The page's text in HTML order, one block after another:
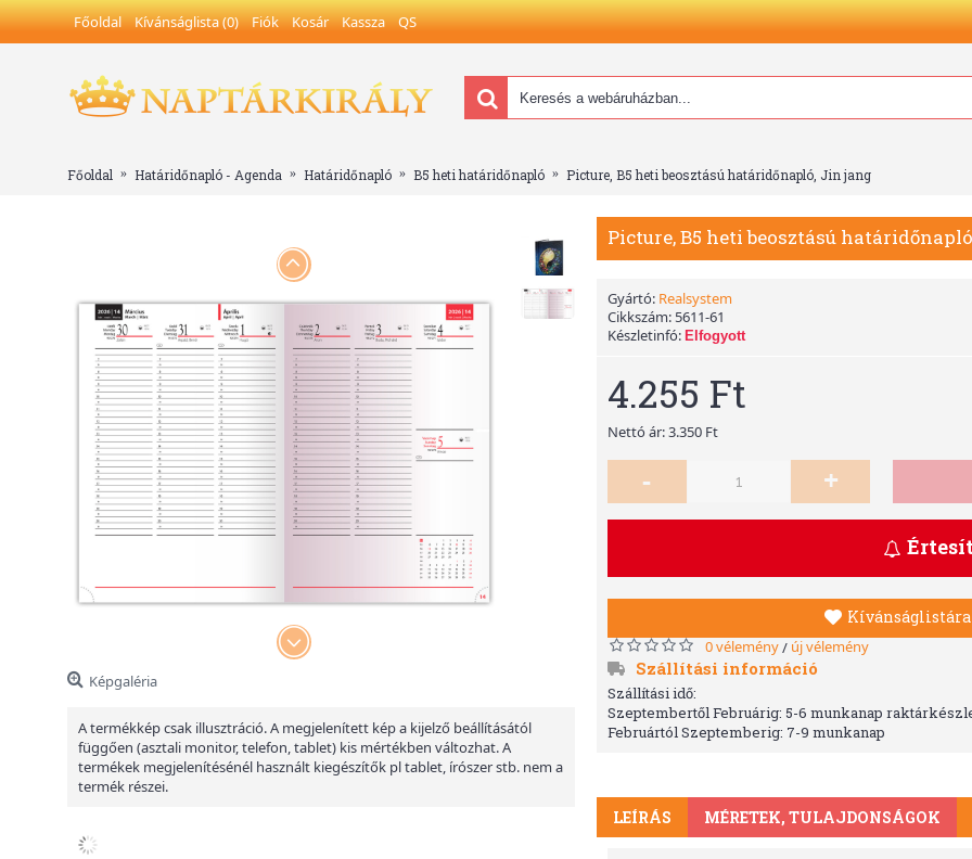
Főoldal Kívánságlista (0) Fiók Kosár Kassza QS
Főoldal Határidőnapló - Agenda Határidőnapló B5 heti határidőnapló Picture, B5 heti beosztású határidőnapló, Jin jang
Képgaléria
A termékkép csak illusztráció. A megjelenített kép a kijelző beállításától
függően (asztali monitor, telefon, tablet) kis mértékben változhat. A
termékek megjelenítésénél használt kiegészítők pl tablet, írószer stb. nem a
termék részei.
Picture, B5 heti beosztású
Gyártó: Realsystem
Cikkszám: 5611-61
Készletinfó: Elfogyott
4.255 Ft
Nettó ár: 3.350 Ft
- +
Kívánságlistára
0 vélemény/ új vélemény
Szállítási információ
Szállítási idő:
Szeptembertől Februárig: 5-6 munkanap
Februártól Szeptemberig: 7-9 munkanap
LEÍRÁS MÉRETEK, TULAJDONSÁGOK